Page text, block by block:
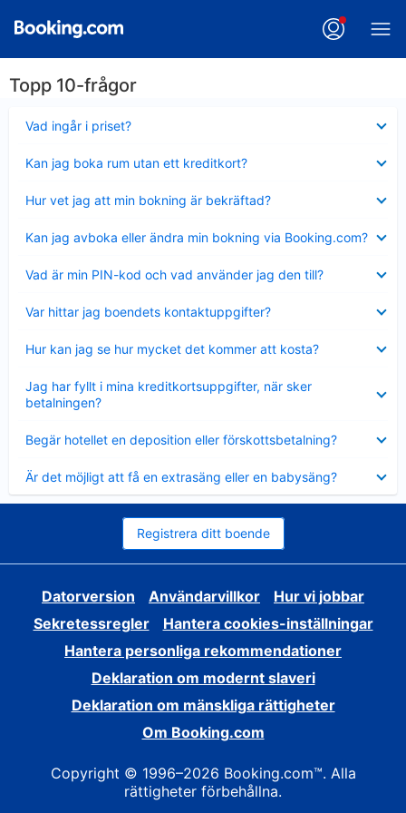
Topp 10-frågor
Vad ingår i priset?
mindre
Kan jag boka rum utan ett kreditkort?
mindre
Hur vet jag att min bokning är bekräftad?
mindre
Kan jag avboka eller ändra min bokning via Booking.com?
mindre
Vad är min PIN-kod och vad använder jag den till?
mindre
Var hittar jag boendets kontaktuppgifter?
mindre
Hur kan jag se hur mycket det kommer att kosta?
mindre
Jag har fyllt i mina kreditkortsuppgifter, när sker
betalningen?
mindre
Begär hotellet en deposition eller förskottsbetalning?
mindre
Är det möjligt att få en extrasäng eller en babysäng?
mindre
Registrera ditt boende
Datorversion Användarvillkor
Hur vi jobbar
Sekretessregler
Hantera cookies-inställningar
Hantera personliga rekommendationer
Deklaration om modernt slaveri
Deklaration om mänskliga rättigheter
Om Booking.com
Copyright © 1996–2026 Booking.com™. Alla
rättigheter förbehållna.